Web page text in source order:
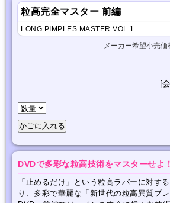
粒高完全マスター 前編
LONG PIMPLES MASTER VOL.1
メーカー希望小売
[
DVDで多彩な粒高技術をマスターせよ！
「止めるだけ」という粒高ラバーに対す
り、多彩で華麗な「新世代の粒高異質プ